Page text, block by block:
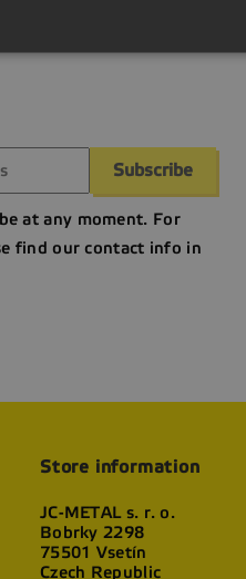
at any moment. For
find our contact info in
Store information
JC-METAL s. r. o.
Bobrky 2298
75501 Vsetín
Czech Republic